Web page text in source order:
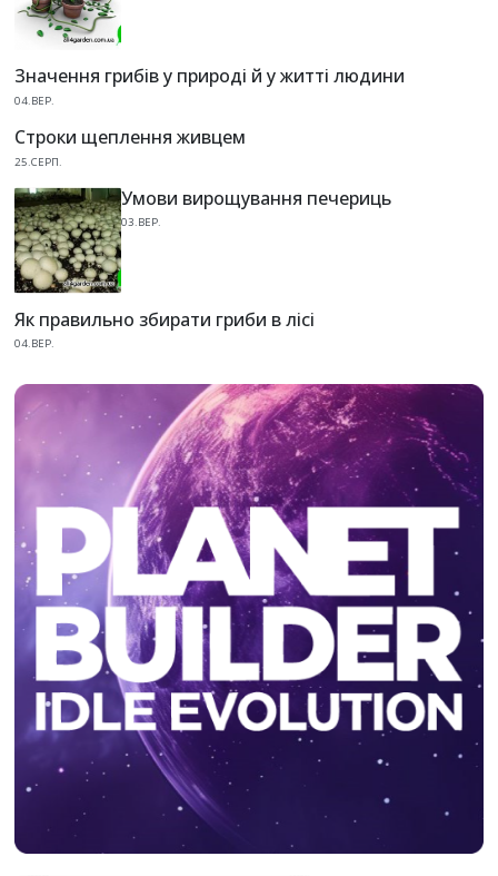
Значення грибів у природі й у житті людини
04.ВЕР.
Строки щеплення живцем
25.СЕРП.
Умови вирощування печериць
03.ВЕР.
Як правильно збирати гриби в лісі
04.ВЕР.